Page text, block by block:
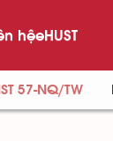
hệeHUST
57-NQ/TW